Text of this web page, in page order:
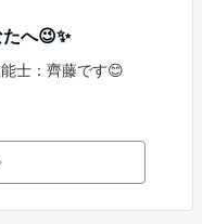
へ😉✨
士：齊藤です😊